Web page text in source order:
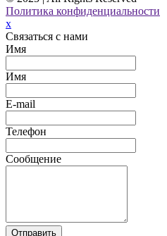
Политика конфиденциальности
x
Связаться с нами
Имя
Имя
E-mail
Телефон
Сообщение
Отправить